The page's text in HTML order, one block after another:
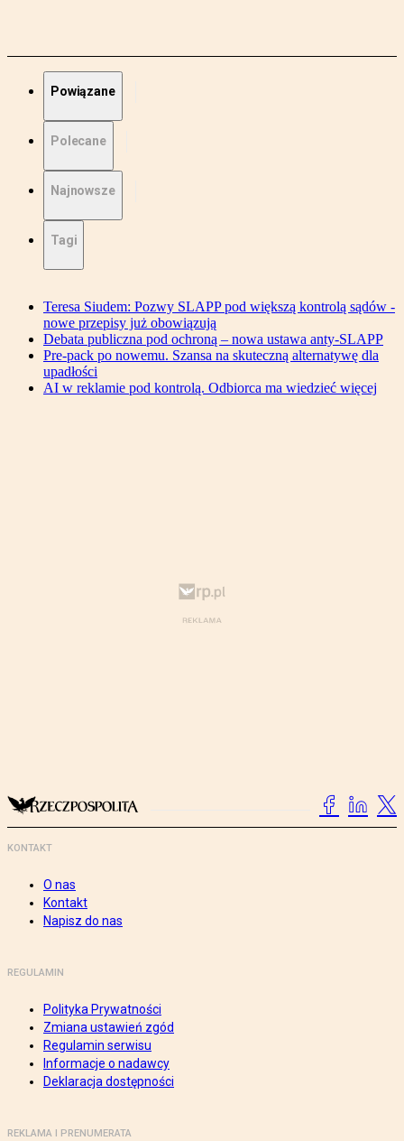
Powiązane
Polecane
Najnowsze
Tagi
Teresa Siudem: Pozwy SLAPP pod większą kontrolą sądów -
nowe przepisy już obowiązują
Debata publiczna pod ochroną – nowa ustawa anty-SLAPP
Pre-pack po nowemu. Szansa na skuteczną alternatywę dla
upadłości
AI w reklamie pod kontrolą. Odbiorca ma wiedzieć więcej
KONTAKT
O nas
Kontakt
Napisz do nas
REGULAMIN
Polityka Prywatności
Zmiana ustawień zgód
Regulamin serwisu
Informacje o nadawcy
Deklaracja dostępności
REKLAMA I PRENUMERATA